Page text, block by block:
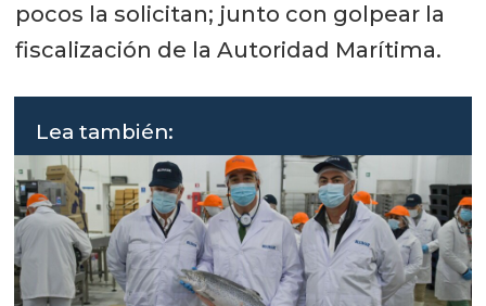
pocos la solicitan; junto con golpear la
fiscalización de la Autoridad Marítima.
Lea también: